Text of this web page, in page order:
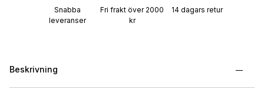
Snabba
leveranser
Fri frakt över 2000
kr
14 dagars retur
Beskrivning